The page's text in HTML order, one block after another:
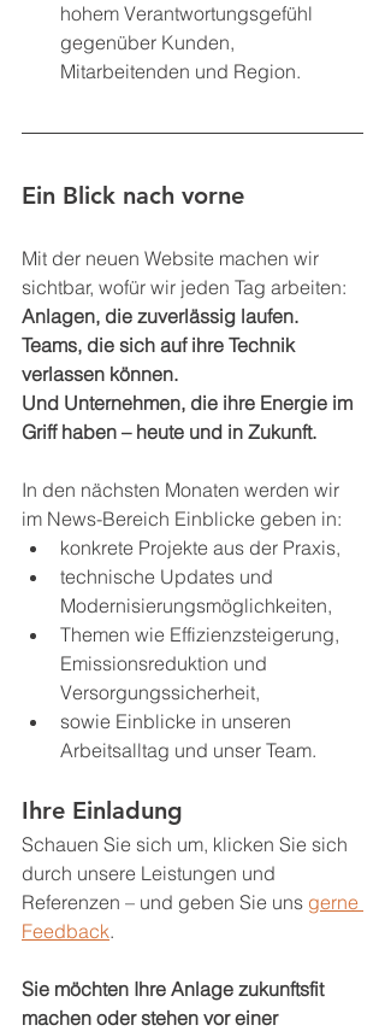
hohem Verantwortungsgefühl
gegenüber Kunden,
Mitarbeitenden und Region.
Ein Blick nach vorne
Mit der neuen Website machen wir
sichtbar, wofür wir jeden Tag arbeiten:
Anlagen, die zuverlässig laufen.
Teams, die sich auf ihre Technik
verlassen können.
Und Unternehmen, die ihre Energie im
Griff haben – heute und in Zukunft.
In den nächsten Monaten werden wir
im News-Bereich Einblicke geben in:
konkrete Projekte aus der Praxis,
technische Updates und
Modernisierungsmöglichkeiten,
Themen wie Effizienzsteigerung,
Emissionsreduktion und
Versorgungssicherheit,
sowie Einblicke in unseren
Arbeitsalltag und unser Team.
Ihre Einladung
Schauen Sie sich um, klicken Sie sich
durch unsere Leistungen und
Referenzen – und geben Sie uns gerne
Feedback.
Sie möchten Ihre Anlage zukunftsfit
machen oder stehen vor einer